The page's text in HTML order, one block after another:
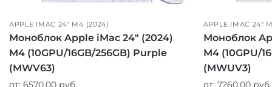
APPLE IMAC 24" M4 (2024)
Моноблок Apple iMac 24″ (2024)
M4 (10GPU/16GB/256GB) Purple
(MWV63)
от: 6570,00 руб.
APPLE IMAC 24"
Моноблок
M4 (10GPU/
(MWUV3)
от: 7260,00 руб.